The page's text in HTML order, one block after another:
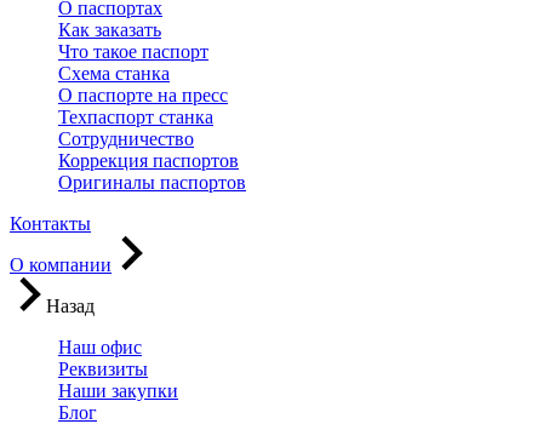
О паспортах
Как заказать
Что такое паспорт
Схема станка
О паспорте на пресс
Техпаспорт станка
Сотрудничество
Коррекция паспортов
Оригиналы паспортов
Контакты
О компании
Назад
Наш офис
Реквизиты
Наши закупки
Блог